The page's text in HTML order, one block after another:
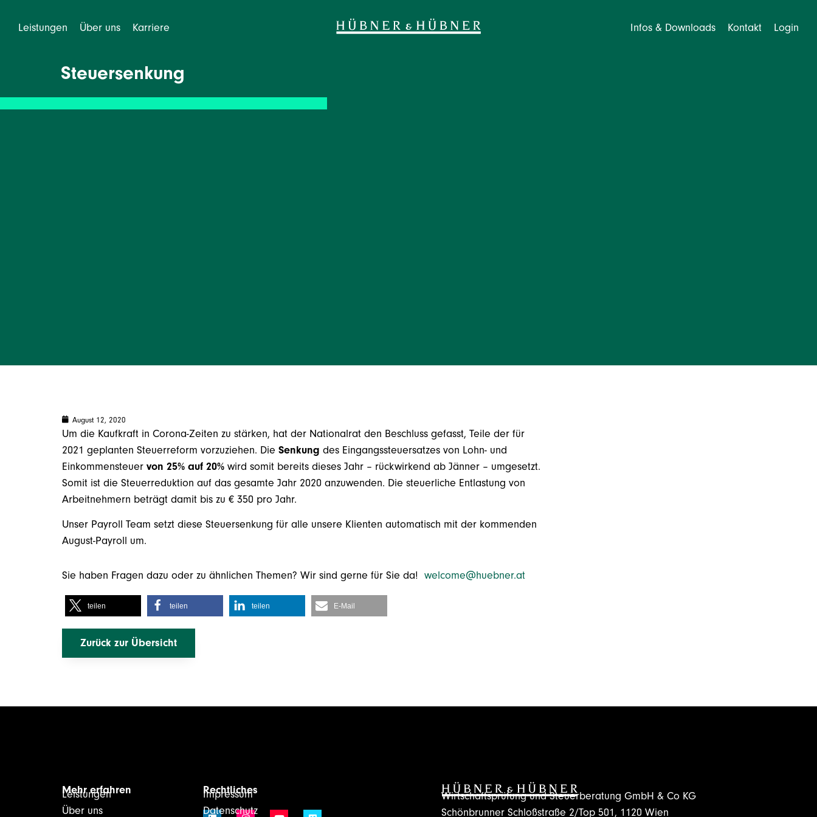
Leistungen Über uns Karriere Infos & Downloads Kontakt Login
Steuersenkung
August 12, 2020
Um die Kaufkraft in Corona-Zeiten zu stärken, hat der Nationalrat den Beschluss gefasst, Teile der für
2021 geplanten Steuerreform vorzuziehen. Die Senkung des Eingangssteuersatzes von Lohn- und
Einkommensteuer von 25% auf 20% wird somit bereits dieses Jahr – rückwirkend ab Jänner – umgesetzt.
Somit ist die Steuerreduktion auf das gesamte Jahr 2020 anzuwenden. Die steuerliche Entlastung von
Arbeitnehmern beträgt damit bis zu € 350 pro Jahr.
Unser Payroll Team setzt diese Steuersenkung für alle unsere Klienten automatisch mit der kommenden
August-Payroll um.
Sie haben Fragen dazu oder zu ähnlichen Themen? Wir sind gerne für Sie da! welcome@huebner.at
teilen teilen teilen E-Mail
Zurück zur Übersicht
Mehr erfahren
Leistungen
Über uns
Rechtliches
Impressum
Datenschutz
Wirtschaftsprüfung und Steuerberatung GmbH & Co KG
Schönbrunner Schloßstraße 2/Top 501, 1120 Wien